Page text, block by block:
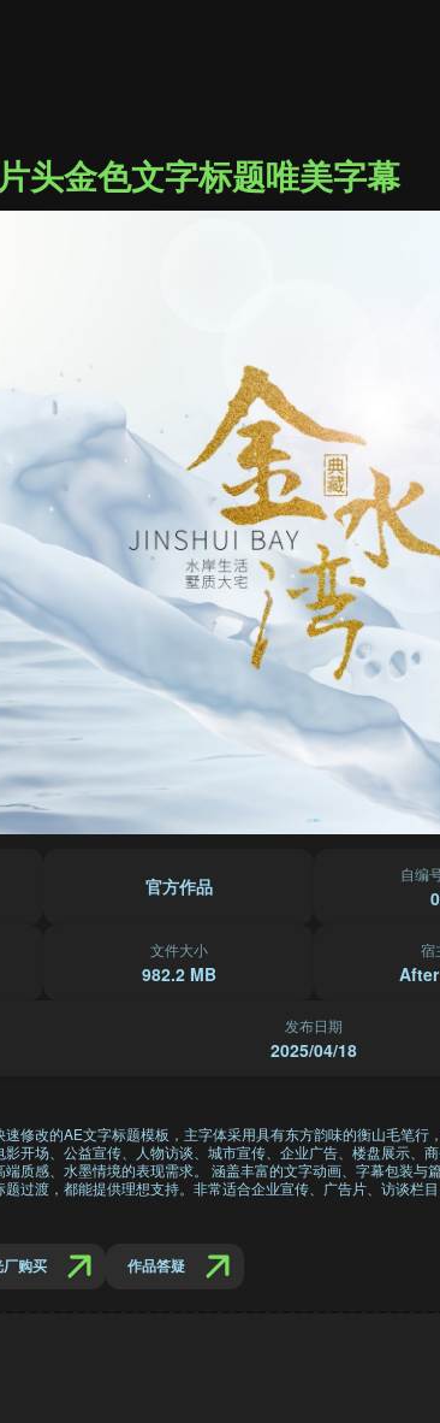
头金色文字标题唯美字幕
官方作品
自编
文件大小
982.2 MB
宿
发布日期
2025/04/18
修改的AE文字标题模板，主字体采用具有东方韵味的衡山毛笔
开场、公益宣传、人物访谈、城市宣传、企业广告、楼盘展示、
质感、水墨情境的表现需求。 涵盖丰富的文字动画、字幕包装
过渡，都能提供理想支持。非常适合企业宣传、广告片、访谈栏
购买 作品答疑